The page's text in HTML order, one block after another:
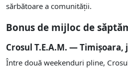
sărbătoare a comunității.
Bonus de mijloc de
Crosul T.E.A.M. —
Între două weekenduri pline,